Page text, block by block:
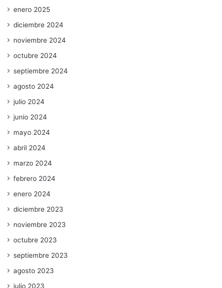
enero 2025
diciembre 2024
noviembre 2024
octubre 2024
septiembre 2024
agosto 2024
julio 2024
junio 2024
mayo 2024
abril 2024
marzo 2024
febrero 2024
enero 2024
diciembre 2023
noviembre 2023
octubre 2023
septiembre 2023
agosto 2023
julio 2023